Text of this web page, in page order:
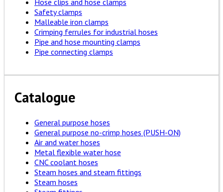
Hose clips and hose clamps
Safety clamps
Malleable iron clamps
Crimping ferrules for industrial hoses
Pipe and hose mounting clamps
Pipe connecting clamps
Catalogue
General purpose hoses
General purpose no-crimp hoses (PUSH-ON)
Air and water hoses
Metal flexible water hose
CNC coolant hoses
Steam hoses and steam fittings
Steam hoses